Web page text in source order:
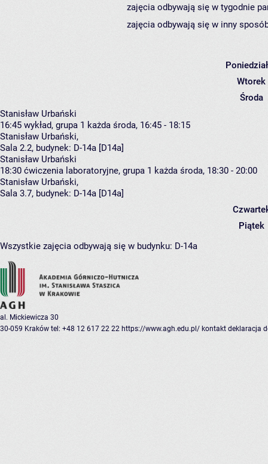
zajęcia odbywają się w tygodnie
zajęcia odbywają się w inny
Wtorek
Środa
Stanisław Urbański
16:45 wykład, grupa 1 każda środa, 16:45 - 18:15
Stanisław Urbański,
Sala 2.2, budynek: D-14a [D14a]
Stanisław Urbański
18:30 ćwiczenia laboratoryjne, grupa 1 każda środa, 18:30 - 20:00
Stanisław Urbański,
Sala 3.7, budynek: D-14a [D14a]
Piątek
Wszystkie zajęcia odbywają się w budynku: D-14a
al. Mickiewicza 30
30-059 Kraków tel: +48 12 617 22 22 https://www.agh.edu.pl/ kontakt deklaracja